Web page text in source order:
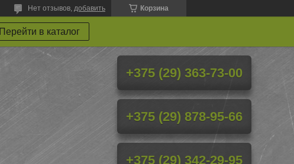
Корзина
Нет отзывов, добавить
Перейти в каталог
+375 (29) 363-73-00
+375 (29) 878-95-66
+375 (29) 342-29-95